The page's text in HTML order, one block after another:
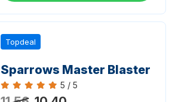
Topdeal
Sparrows Master Blaster
Bewertung 5 von 5
5 / 5